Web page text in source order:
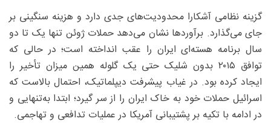
گزینه نظامی آشکارا محدودیت‌های جدی دارد و هزینه سنگینی بر
جای می‌گذارد. برآوردها نشان می‌دهد حملات ژوئن تنها یک تا دو
سال برنامه هسته‌ای ایران را عقب انداخته است؛ در حالی که
توافق ۲۰۱۵ بدون شلیک حتی یک گلوله همین میزان تأخیر را
ایجاد کرده بود. در غیاب پیشرفت دیپلماتیک، احتمال بالاست که
اسرائیل حملات خود به خاک ایران را از سر گیرد؛ ابتدا به‌تنهایی و
در ادامه با تکیه بر پشتیبانی آمریکا در عملیات تدافعی و تهاجمی.